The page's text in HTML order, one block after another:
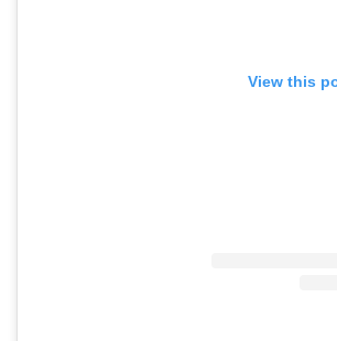
View this